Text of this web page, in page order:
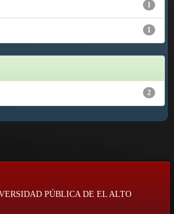
1
1
2
PÚBLICA DE EL ALTO